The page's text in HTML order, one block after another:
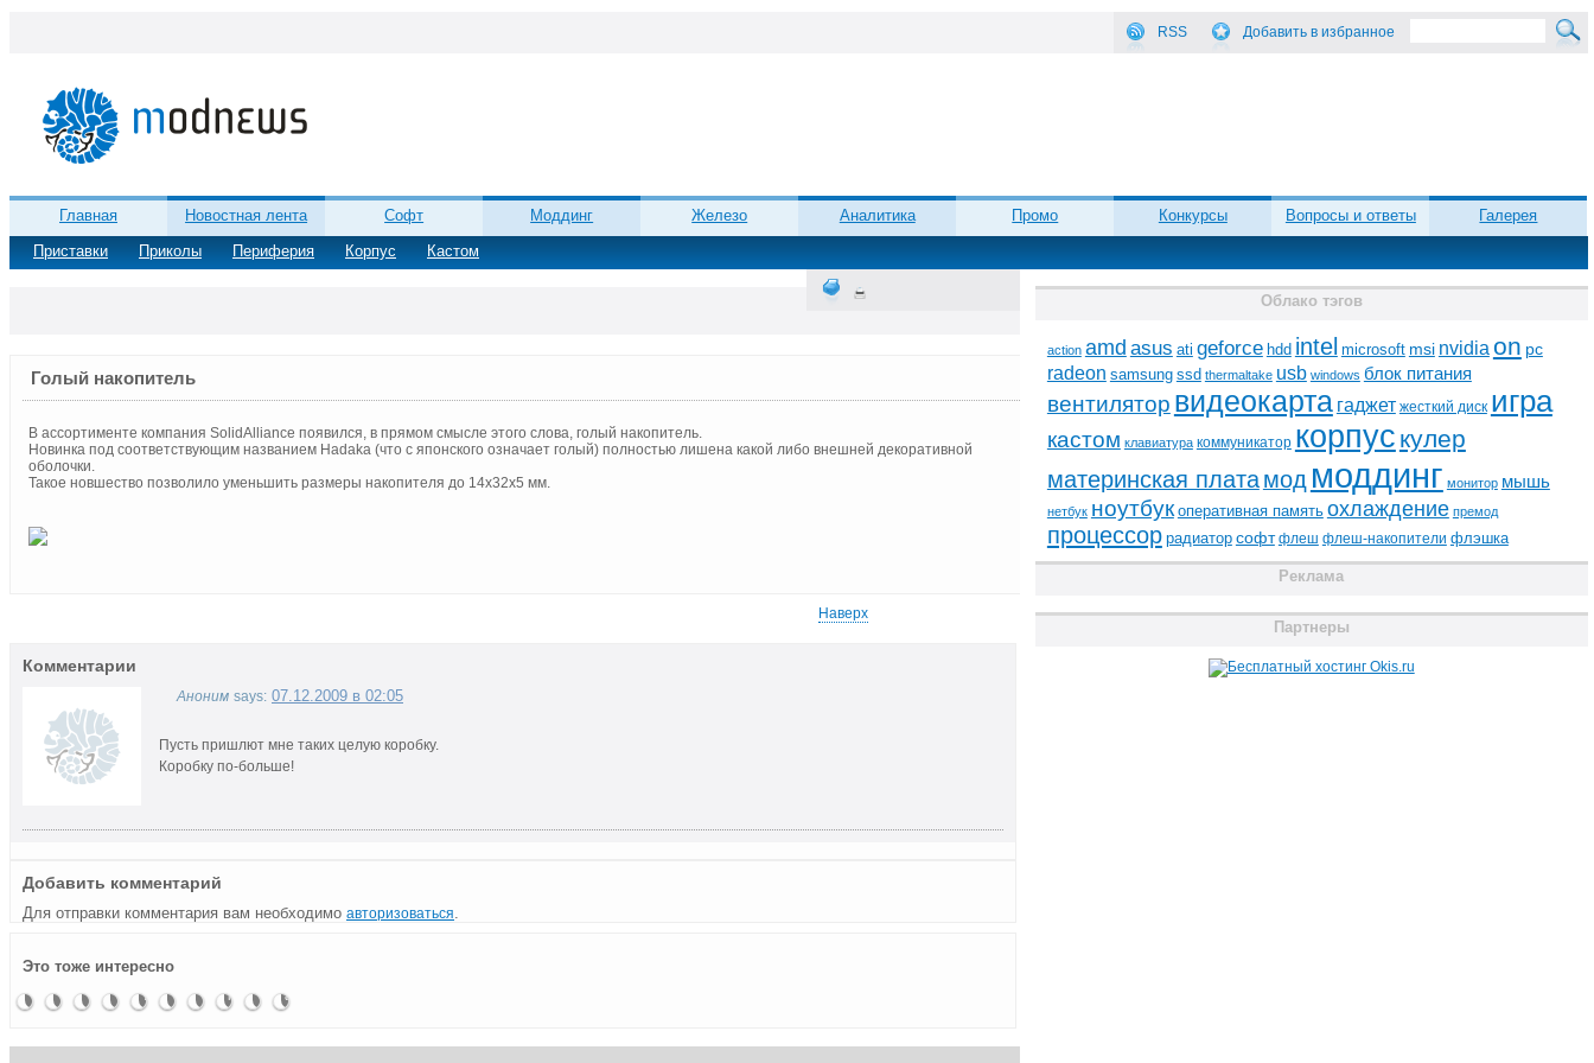
RSS Добавить в избранное
Главная Новостная лента Софт Моддинг Железо Аналитика Промо Конкурсы Вопросы и ответы
Галерея
Приставки
Приколы Периферия Корпус Кастом
Голый накопитель
В ассортименте компания SolidAlliance появился, в прямом смысле этого слова, голый накопитель.
Новинка под соответствующим названием Hadaka (что с японского означает голый) полностью лишена какой либо внешней декоративной
оболочки.
Такое новшество позволило уменьшить размеры накопителя до 14x32x5 мм.
Наверх
Комментарии
Аноним says: 07.12.2009 в 02:05
Пусть пришлют мне таких целую коробку.
Коробку по-больше!
Добавить комментарий
Для отправки комментария вам необходимо авторизоваться
Это тоже интересно
Extreme
Edition
с USB —накопительпредставила
твердотельный
накопитель
объявила
прорыве
в
накопитель
SSDNow
быстрые
в
аппетитной
оболочке
Облако тэгов
action amd asus ati geforce hdd intel microsoft msi nvidia on pc
radeon samsung ssd thermaltake usb windows блок питания
вентилятор видеокарта гаджет жесткий диск игра
кастом клавиатура коммуникатор корпус кулер
материнская платамод моддинг монитор мышь
нетбук ноутбук оперативная память охлаждение премод
процессор радиатор софт флеш флеш-накопители флэшка
Реклама
Партнеры